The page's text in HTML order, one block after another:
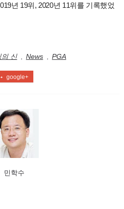
년 19위, 2020년 11위를 기록했었
의 신 News PGA
google+
민학수